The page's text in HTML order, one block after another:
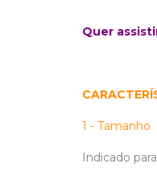
Quer
1 - Tamanho
Indicado